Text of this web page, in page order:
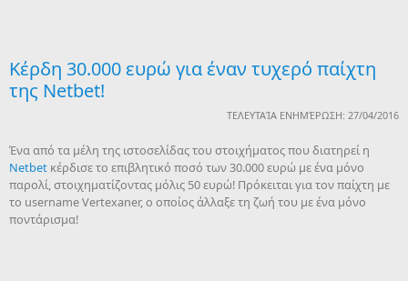
Κέρδη 30.000 ευρώ για έναν τυχερό παίχτη
της Netbet!
ΤΕΛΕΥΤΑΊΑ ΕΝΗΜΈΡΩΣΗ: 27/04/2016
Ένα από τα μέλη της ιστοσελίδας του στοιχήματος που διατηρεί η
Netbet κέρδισε το επιβλητικό ποσό των 30.000 ευρώ με ένα μόνο
παρολί, στοιχηματίζοντας μόλις 50 ευρώ! Πρόκειται για τον παίχτη με
το username Vertexaner, ο οποίος άλλαξε τη ζωή του με ένα μόνο
ποντάρισμα!